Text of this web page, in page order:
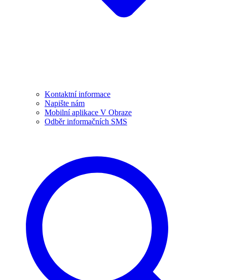
Kontaktní informace
Napište nám
Mobilní aplikace V Obraze
Odběr informačních SMS